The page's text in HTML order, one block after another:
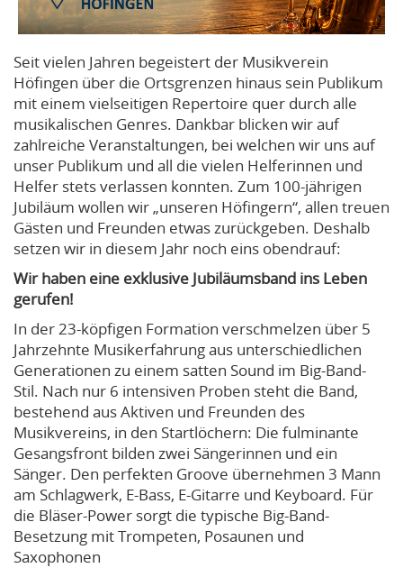
Seit vielen Jahren begeistert der Musikverein
Höfingen über die Ortsgrenzen hinaus sein Publikum
mit einem vielseitigen Repertoire quer durch alle
musikalischen Genres. Dankbar blicken wir auf
zahlreiche Veranstaltungen, bei welchen wir uns auf
unser Publikum und all die vielen Helferinnen und
Helfer stets verlassen konnten. Zum 100-jährigen
Jubiläum wollen wir „unseren Höfingern“, allen treuen
Gästen und Freunden etwas zurückgeben. Deshalb
setzen wir in diesem Jahr noch eins obendrauf:
Wir haben eine exklusive Jubiläumsband ins Leben
gerufen!
In der 23-köpfigen Formation verschmelzen über 5
Jahrzehnte Musikerfahrung aus unterschiedlichen
Generationen zu einem satten Sound im Big-Band-
Stil. Nach nur 6 intensiven Proben steht die Band,
bestehend aus Aktiven und Freunden des
Musikvereins, in den Startlöchern: Die fulminante
Gesangsfront bilden zwei Sängerinnen und ein
Sänger. Den perfekten Groove übernehmen 3 Mann
am Schlagwerk, E-Bass, E-Gitarre und Keyboard. Für
die Bläser-Power sorgt die typische Big-Band-
Besetzung mit Trompeten, Posaunen und
Saxophonen